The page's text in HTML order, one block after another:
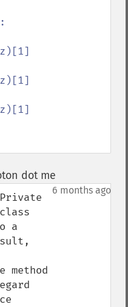
dot me
6 months ago
a
method